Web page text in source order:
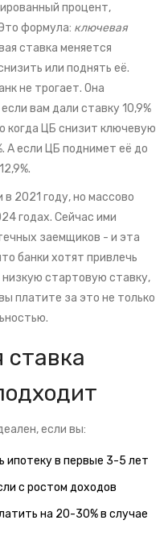
процент,
формула: ключевая
ставка меняется
или поднять её.
не трогает. Она
вам дали ставку 10,9%
когда ЦБ снизит ключевую
А если ЦБ поднимет её до
в 2021 году, но массово
годах. Сейчас ими
заемщиков - и эта
банки хотят привлечь
стартовую ставку,
платите за это не только
если вы:
ипотеку в первые 3-5 лет
с ростом доходов
на 20-30% в случае